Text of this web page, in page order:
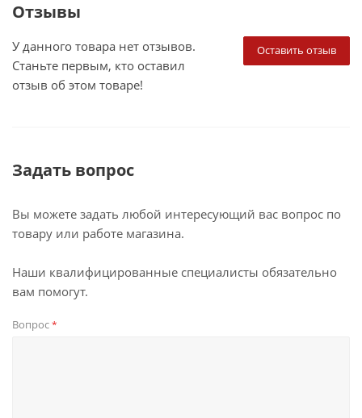
Отзывы
Оставить отзыв
У данного товара нет отзывов.
Станьте первым, кто оставил
отзыв об этом товаре!
Задать вопрос
Вы можете задать любой интересующий вас вопрос по
товару или работе магазина.
Наши квалифицированные специалисты обязательно
вам помогут.
Вопрос*